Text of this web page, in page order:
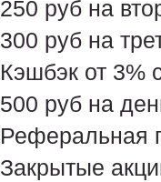
250 руб на
300 руб на
Кэшбэк от 3%
500 руб на
Реферальная
Закрытые